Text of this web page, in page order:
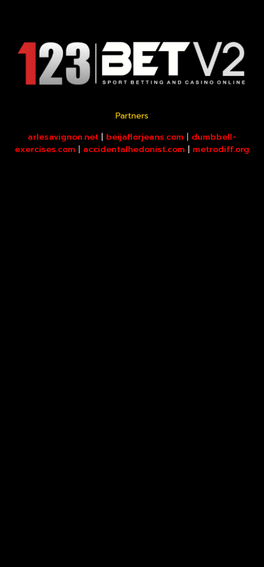
Partners
arlesavignon.net | beijaflorjeans.com | dumbbell-
exercises.com | accidentalhedonist.com | metrodiff.org